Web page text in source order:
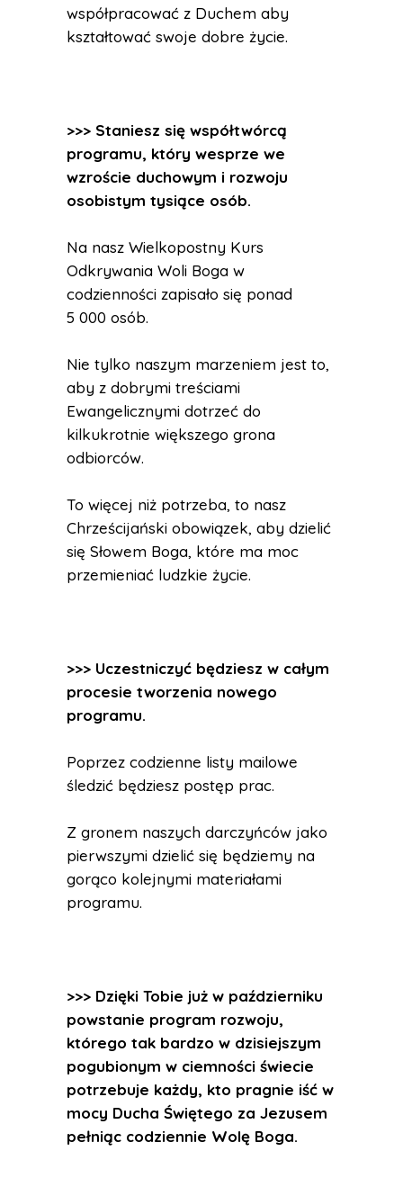
współpracować z Duchem aby
kształtować swoje dobre życie.
>>> Staniesz się współtwórcą
programu, który wesprze we
wzroście duchowym i rozwoju
osobistym tysiące osób.
Na nasz Wielkopostny Kurs
Odkrywania Woli Boga w
codzienności zapisało się ponad
5 000 osób.
Nie tylko naszym marzeniem jest to,
aby z dobrymi treściami
Ewangelicznymi dotrzeć do
kilkukrotnie większego grona
odbiorców.
To więcej niż potrzeba, to nasz
Chrześcijański obowiązek, aby dzielić
się Słowem Boga, które ma moc
przemieniać ludzkie życie.
>>> Uczestniczyć będziesz w całym
procesie tworzenia nowego
programu.
Poprzez codzienne listy mailowe
śledzić będziesz postęp prac.
Z gronem naszych darczyńców jako
pierwszymi dzielić się będziemy na
gorąco kolejnymi materiałami
programu.
>>> Dzięki Tobie już w październiku
powstanie program rozwoju,
którego tak bardzo w dzisiejszym
pogubionym w ciemności świecie
potrzebuje każdy, kto pragnie iść w
mocy Ducha Świętego za Jezusem
pełniąc codziennie Wolę Boga.